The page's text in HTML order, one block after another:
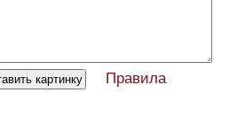
Правила